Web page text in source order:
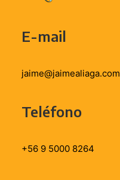
E-mail
jaime@jaimealiaga.com
Teléfono
+56 9 5000 8264